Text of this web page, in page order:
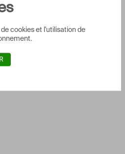
cookies et l'utilisation de